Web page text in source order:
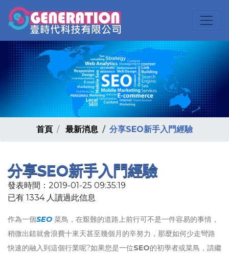
首頁 最新消息 分享SEO新手入門經驗
分享SEO新手入門經驗
發表時間：2019-01-25 09:35:19
已有 1334 人讀過此信息
作為一個SEO 菜鳥，在艱難的道路上前行可不是一件容易的事情，
稍微出錯就會浪費十來天甚至幾個月的辛努力，那麼如何少走彎路
快速的融入到這個行業呢?如果您是一位SEO的初學者或菜鳥，請繼